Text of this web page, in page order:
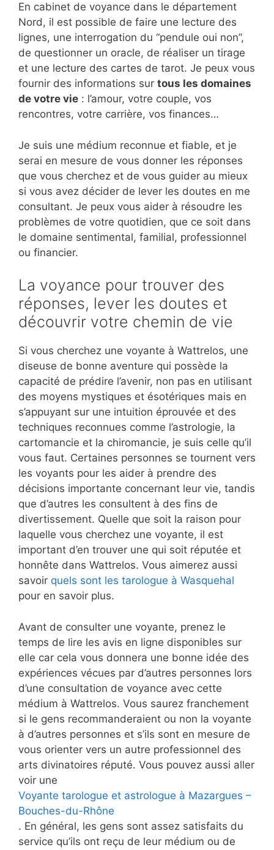
En cabinet de voyance dans le département
Nord, il est possible de faire une lecture des
lignes, une interrogation du “pendule oui non”,
de questionner un oracle, de réaliser un tirage
et une lecture des cartes de tarot. Je peux vous
fournir des informations sur tous les domaines
de votre vie : l’amour, votre couple, vos
rencontres, votre carrière, vos finances…
Je suis une médium reconnue et fiable, et je
serai en mesure de vous donner les réponses
que vous cherchez et de vous guider au mieux
si vous avez décider de lever les doutes en me
consultant. Je peux vous aider à résoudre les
problèmes de votre quotidien, que ce soit dans
le domaine sentimental, familial, professionnel
ou financier.
La voyance pour trouver des
réponses, lever les doutes et
découvrir votre chemin de vie
Si vous cherchez une voyante à Wattrelos, une
diseuse de bonne aventure qui possède la
capacité de prédire l’avenir, non pas en utilisant
des moyens mystiques et ésotériques mais en
s’appuyant sur une intuition éprouvée et des
techniques reconnues comme l’astrologie, la
cartomancie et la chiromancie, je suis celle qu’il
vous faut. Certaines personnes se tournent vers
les voyants pour les aider à prendre des
décisions importante concernant leur vie, tandis
que d’autres les consultent à des fins de
divertissement. Quelle que soit la raison pour
laquelle vous cherchez une voyante, il est
important d’en trouver une qui soit réputée et
honnête dans Wattrelos. Vous aimerez aussi
savoir quels sont les tarologue à Wasquehal
pour en savoir plus.
Avant de consulter une voyante, prenez le
temps de lire les avis en ligne disponibles sur
elle car cela vous donnera une bonne idée des
expériences vécues par d’autres personnes lors
d’une consultation de voyance avec cette
médium à Wattrelos. Vous saurez franchement
si le gens recommanderaient ou non la voyante
à d’autres personnes et s’ils sont en mesure de
vous orienter vers un autre professionnel des
arts divinatoires réputé. Vous pouvez aussi aller
voir une
Voyante tarologue et astrologue à Mazargues –
Bouches-du-Rhône
. En général, les gens sont assez satisfaits du
service qu’ils ont reçu de leur médium ou de